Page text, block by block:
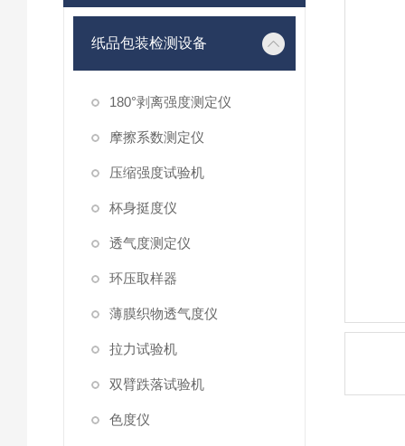
纸品包装检测设备
180°剥离强度测定仪
摩擦系数测定仪
压缩强度试验机
杯身挺度仪
透气度测定仪
环压取样器
薄膜织物透气度仪
拉力试验机
双臂跌落试验机
色度仪